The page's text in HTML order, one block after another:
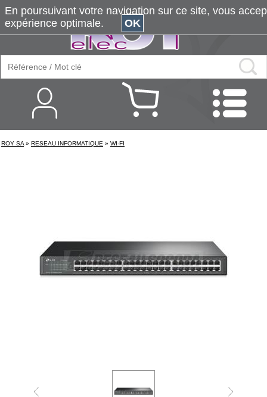
ROY SA » RESEAU INFORMATIQUE » WI-FI
En poursuivant votre navigation sur ce site, vous
expérience optimale.
OK